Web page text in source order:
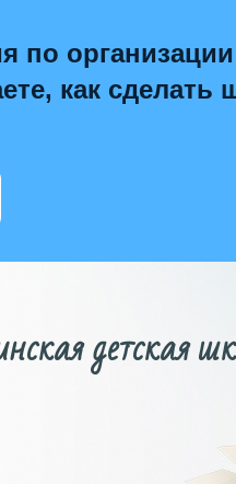
по
как сделать
детская